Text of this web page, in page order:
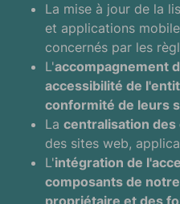
La mise à jour de la
et applications
concernés par les
L'accompagnement
accessibilité de
conformité de leurs
La centralisation des
des sites web,
L'intégration de
composants de
propriétaire et des